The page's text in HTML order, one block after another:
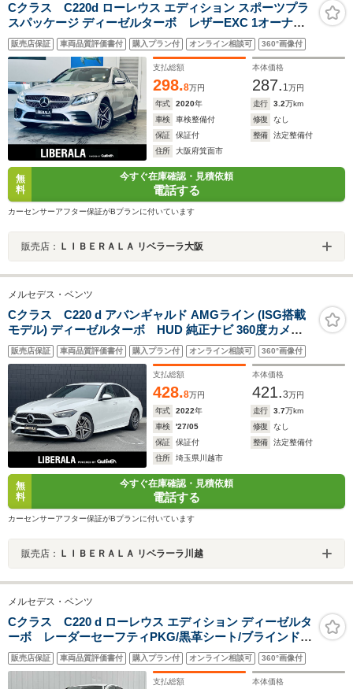
Cクラス C220d ローレウス エディション スポーツプラ
スパッケージ ディーゼルターボ レザーEXC 1オーナー
Burmester レーダーセーフティ HUD ACC 純正ナビ TV
360° carplay 純18AW LED アンビエントライト 電動リア
ゲート ワイヤレス充電 黒革 メモリパワーシート エアシ
ートヒーター
販売店保証 車両品質評価書付 購入プラン付 オンライン相談可 360°画像付
支払総額
298.8万円
本体価格
287. 1万円
年式
2020年 走行 3.2万km
車検
車検整備付 修復
なし
保証
保証付 整備
法定整備付
住所
大阪府箕面市
無
料
今すぐ在庫確認・見積依頼
電話する
カーセンサーアフター保証がBプランに付いています
販売店： ＬＩＢＥＲＡＬＡ リベラーラ大阪
メルセデス・ベンツ
Cクラス C220 d アバンギャルド AMGライン (ISG搭載
モデル) ディーゼルターボ HUD 純正ナビ 360度カメラ
AppleCarPlay対応 アンビエントライト シートヒーター
パワーシート パワートランク レーダーセーフティPKG
ACC BSM LKA 純正18インチAW 前後ドライブレコーダ
販売店保証 車両品質評価書付 購入プラン付 オンライン相談可 360°画像付
支払総額
428.8万円
本体価格
421.3万円
年式
2022年 走行 3.7万km
車検
'27/05 修復
なし
保証
保証付 整備
法定整備付
住所
埼玉県川越市
無
料
今すぐ在庫確認・見積依頼
電話する
カーセンサーアフター保証がBプランに付いています
販売店： ＬＩＢＥＲＡＬＡ リベラーラ川越
メルセデス・ベンツ
Cクラス C220 d ローレウス エディション ディーゼルタ
ーボ レーダーセーフティPKG/黒革シート/ブラインドス
ポット/レーダークルーズ/クリアランスソナー/シートヒー
ター/シートメモリ/アイドリングストップ/プッシュスター
ト/エアサス/パドルシフト/純正アルミ/
販売店保証 車両品質評価書付 購入プラン付 オンライン相談可 360°画像付
支払総額 本体価格